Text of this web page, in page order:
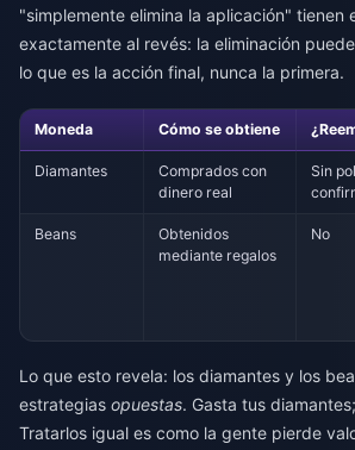
"simplemente elimina la aplicación" tienen
exactamente al revés: la eliminación
lo que es la acción final, nunca la primera.
Moneda Cómo se obtiene
Diamantes
Comprados con
dinero real
Sin
Beans
Obtenidos
mediante regalos
No
Lo que esto revela: los diamantes y los
estrategias opuestas. Gasta tus
Tratarlos igual es como la gente pierde